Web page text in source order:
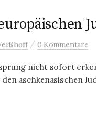
/ 0 Kommentare
nicht sofort
aschkenasischen